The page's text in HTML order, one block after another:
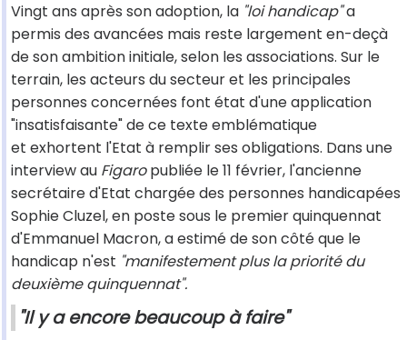
Vingt ans après son adoption, la "loi handicap"a
permis des avancées mais reste largement en-deçà
de son ambition initiale, selon les associations. Sur le
terrain, les acteurs du secteur et les principales
personnes concernées font état d'une application
"insatisfaisante" de ce texte emblématique
et exhortent l'Etat à remplir ses obligations. Dans une
interview au Figaropubliée le 11 février, l'ancienne
secrétaire d'Etat chargée des personnes handicapées
Sophie Cluzel, en poste sous le premier quinquennat
d'Emmanuel Macron, a estimé de son côté que le
handicap n'est "manifestement plus la priorité du
deuxième quinquennat".
"Il y a encore beaucoup à faire"